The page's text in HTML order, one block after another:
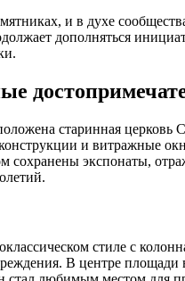
и в духе
дополняться
старинная церковь
и витражные
сохранены экспонаты,
стиле с
В центре площади